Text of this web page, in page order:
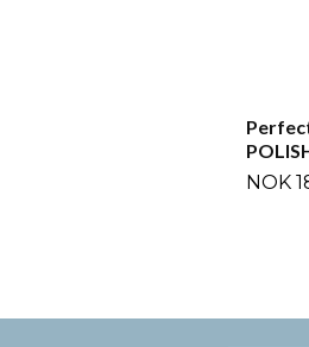
NOK